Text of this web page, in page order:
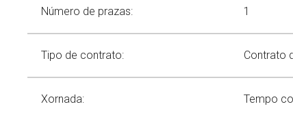
Spin offs
Divulgación científica
Novas
Eventos
Calendario
Igualdade
Política de igualdade
Igualdade na investigación
ES
Youtube
Número de prazas: 1
Tipo de contrato: Contrato
Xornada: Tempo